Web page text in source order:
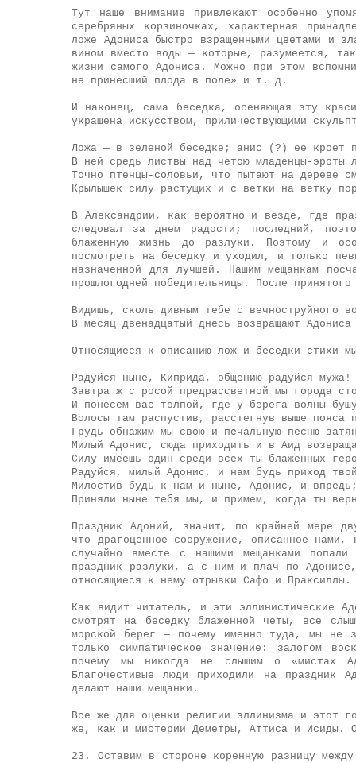
Тут наше внимание привлекают особенно
серебряных корзиночках, характерная
ложе Адониса быстро взращенными цветами и
вином вместо воды — которые, разумеется,
жизни самого Адониса. Можно при этом
не принесший плода в поле» и т. д.
И наконец, сама беседка, осеняющая эту
украшена искусством, приличествующими
Ложа — в зеленой беседке; анис (?) ее кроет
В ней средь листвы над четою младенцы-эроты
Точно птенцы-соловьи, что пытают на дереве
Крылышек силу растущих и с ветки на ветку
В Александрии, как вероятно и везде, где
следовал за днем радости; последний,
блаженную жизнь до разлуки. Поэтому и
посмотреть на беседку и уходил, и только
назначенной для лучшей. Нашим мещанкам
прошлогодней победительницы. После
Видишь, сколь дивным тебе с вечноструйного
В месяц двенадцатый днесь возвращают
Относящиеся к описанию лож и беседки стихи
Радуйся ныне, Киприда, общению радуйся мужа!
Завтра ж с росой предрассветной мы города
И понесем вас толпой, где у берега волны
Волосы там распустив, расстегнув выше пояса
Грудь обнажим мы свою и печальную песню
Милый Адонис, сюда приходить и в Аид
Силу имеешь один среди всех ты блаженных
Радуйся, милый Адонис, и нам будь приход
Милостив будь к нам и ныне, Адонис, и
Приняли ныне тебя мы, и примем, когда ты
Праздник Адоний, значит, по крайней мере
что драгоценное сооружение, описанное
случайно вместе с нашими мещанками
праздник разлуки, а с ним и плач по
относящиеся к нему отрывки Сафо и Праксиллы.
Как видит читатель, и эти эллинистические
смотрят на беседку блаженной четы, все
морской берег — почему именно туда, мы не
только симпатическое значение: залогом
почему мы никогда не слышим о «мистах
Благочестивые люди приходили на
делают наши мещанки.
Все же для оценки религии эллинизма и этот
же, как и мистерии Деметры, Аттиса и Исиды.
23. Оставим в стороне коренную разницу